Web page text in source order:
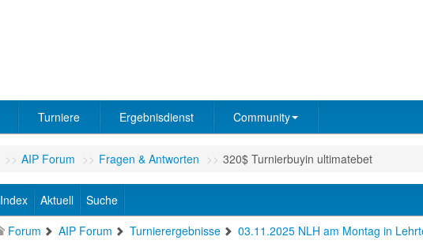
Turniere Ergebnisdienst Community
>> AIP Forum >> Fragen & Antworten >> 320$ Turnierbuyin ultimatebet
Index Aktuell Suche
Forum
AIP Forum Turnierergebnisse 03.11.2025 NLH am Montag in